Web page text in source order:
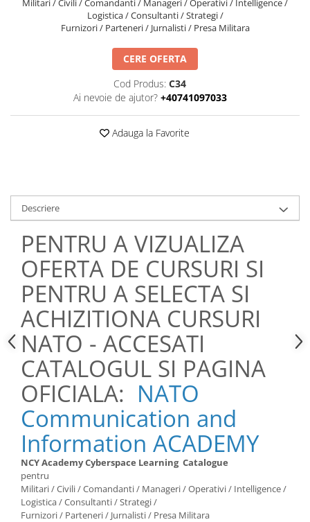
Management
Managementul Schimbarii si
Negociere (Achizitie / Vanzari /
Cooperare / Competitie)
OPERATIUNI AERIENE MILITARE SI
CIVILE
OPERATIUNI MARITIME MILITARE SI
OPERATIUNI TERESTRE MILITARE SI
CIVILE
Performanta Echipei
Rezolvare de Probleme
Rezolvarea Conflictelor /
Neintelegerilor / Disputelor
Servicii & Relationarea cu Clientii
Teambuilding
Time Management / Planificare /
Organizare
Militari / Civili / Comandanti / Manageri / Operativi / Intelligence /
Logistica / Consultanti / Strategi /
Furnizori / Parteneri / Jurnalisti / Presa Militara
CERE OFERTA
Cod Produs: C34
Ai nevoie de ajutor? +40741097033
Adauga la Favorite
Descriere
PENTRU A VIZUALIZA
OFERTA DE CURSURI SI
PENTRU A SELECTA SI
ACHIZITIONA CURSURI
NATO - ACCESATI
CATALOGUL SI PAGINA
OFICIALA: NATO
Communication and
Information ACADEMY
NCY AcademyCyberspace Learning Catalogue
pentru
Militari / Civili / Comandanti / Manageri / Operativi / Intelligence /
Logistica / Consultanti / Strategi /
Furnizori / Parteneri / Jurnalisti / Presa Militara